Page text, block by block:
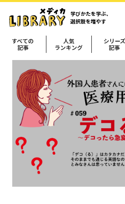
学びかたを学ぶ、
選択肢を増やす
すべての
記事
人気
ランキング
シリーズ
記事